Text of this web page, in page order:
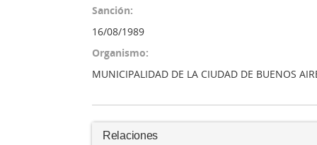
Sanción:
16/08/1989
Organismo:
MUNICIPALIDAD DE LA CIUDAD DE BUENOS
Relaciones